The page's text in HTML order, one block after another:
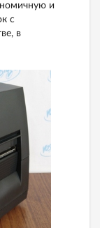
и
с
в